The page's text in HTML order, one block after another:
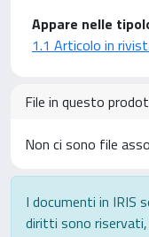
Appare nelle
1.1 Articolo in
File in questo
Non ci sono file
I documenti in
diritti sono riservati,